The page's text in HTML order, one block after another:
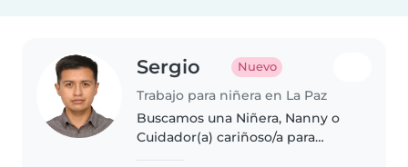
Sergio Nuevo
Trabajo para niñera en La Paz
Buscamos una Niñera, Nanny o
Cuidador(a) cariñoso/a para